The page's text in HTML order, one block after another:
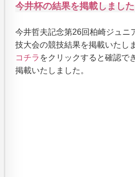
今井杯の結果を掲載しました
今井哲夫記念第26回柏崎ジュニ
技大会の競技結果を掲載いたし
コチラ をクリックすると確認で
掲載いたしました。